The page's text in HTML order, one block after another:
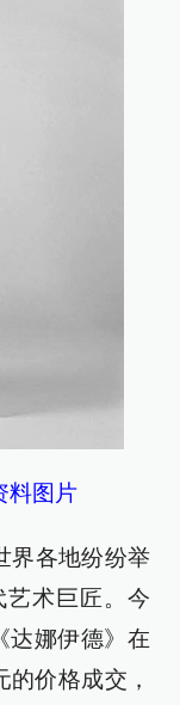
料图片
界各地纷纷举
艺术巨匠。今
达娜伊德》在
价格成交，